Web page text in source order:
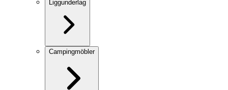
Liggunderlag
Campingmöbler